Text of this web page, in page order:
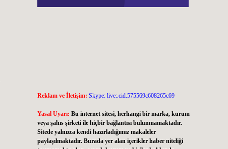
Reklam ve İletişim: Skype: live:.cid.575569c608265c69
Yasal Uyarı: Bu internet sitesi, herhangi bir marka, kurum
veya şahıs şirketi ile hiçbir bağlantısı bulunmamaktadır.
Sitede yalnızca kendi hazırladığımız makaleler
paylaşılmaktadır. Burada yer alan içerikler haber niteliği